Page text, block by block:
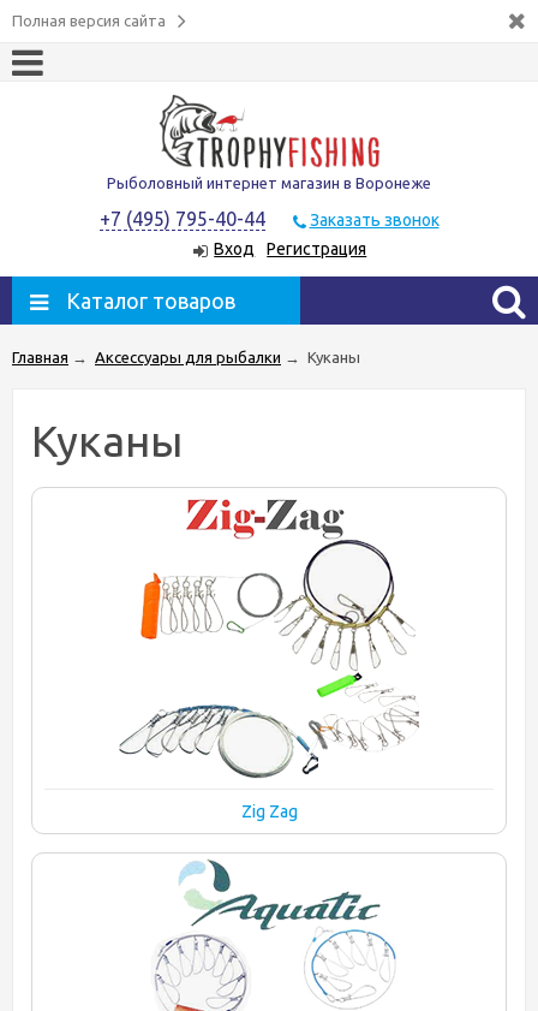
Полная версия сайта
Рыболовный интернет магазин в Воронеже
+7 (495) 795-40-44
Заказать звонок
Вход
Регистрация
Каталог товаров
Главная → Аксессуары для рыбалки → Куканы
Куканы
Zig Zag